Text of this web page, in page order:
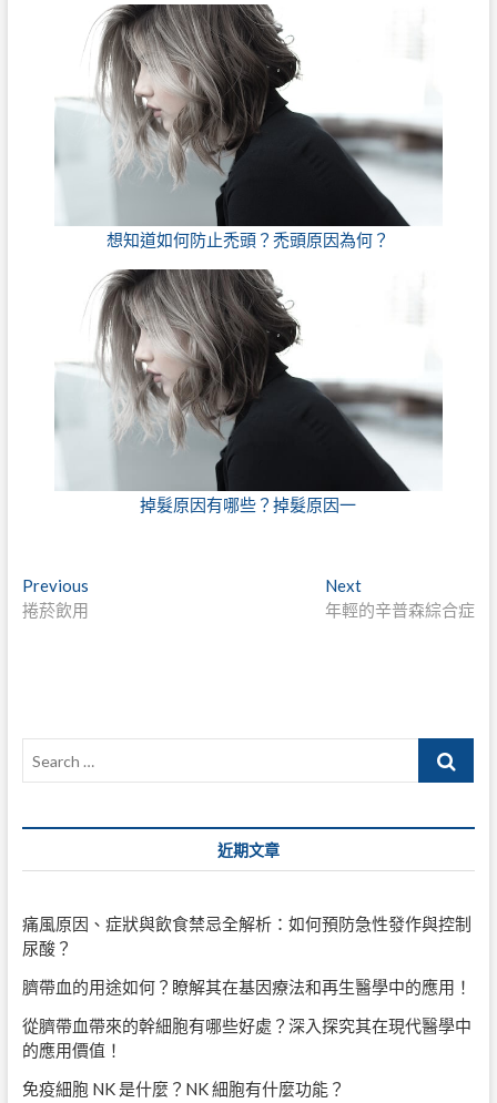
想知道如何防止禿頭？禿頭原因為何？
掉髮原因有哪些？掉髮原因一
文
章
PreviousPrevious
post:
捲菸飲用
NextNext
post:
年輕的辛普森綜合症
Search
近期文章
痛風原因、症狀與飲食禁忌全解析：如何預防急性發作與控制
尿酸？
臍帶血的用途如何？瞭解其在基因療法和再生醫學中的應用！
從臍帶血帶來的幹細胞有哪些好處？深入探究其在現代醫學中
的應用價值！
免疫細胞 NK 是什麼？NK 細胞有什麼功能？